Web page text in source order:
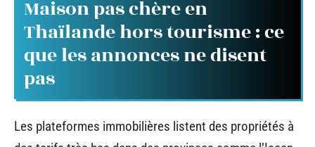
Maison pas chère en
Thaïlande hors tourisme : ce
que les annonces ne disent
pas
Les plateformes immobilières listent des propriétés à